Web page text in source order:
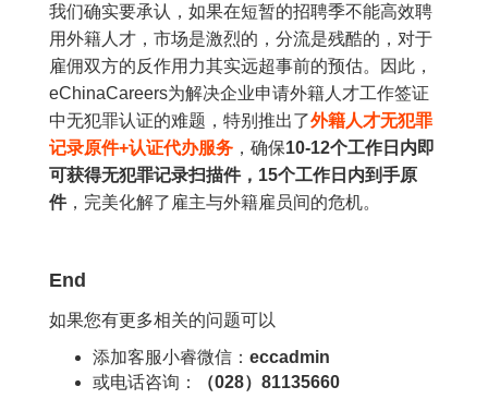
我们确实要承认，如果在短暂的招聘季不能高效聘
用外籍人才，市场是激烈的，分流是残酷的，对于
雇佣双方的反作用力其实远超事前的预估。因此，
eChinaCareers为解决企业申请外籍人才工作签证
中无犯罪认证的难题，特别推出了外籍人才无犯罪
记录原件+认证代办服务 ，确保10-12个工作日内即
可获得无犯罪记录扫描件，15个工作日内到手原
件，完美化解了雇主与外籍雇员间的危机。
End
如果您有更多相关的问题可以
添加客服小睿微信： eccadmin
或电话咨询：
（028）81135660